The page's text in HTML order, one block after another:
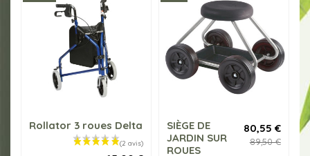
Rollator 3 roues Delta
SIÈGE DE
JARDIN SUR
ROUES
80,55 €
89,50 €